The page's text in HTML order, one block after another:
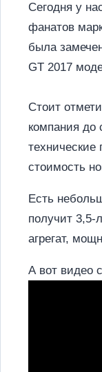
Сегодня у
фанатов
была
GT 2017
Стоит
компания до
технические
стоимость
Есть
получит 3,5-
агрегат,
А вот видео